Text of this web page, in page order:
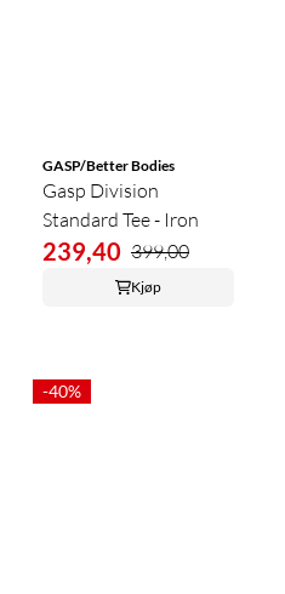
GASP/Better Bodies
Gasp Division
Standard Tee - Iron
239,40 399,00
Kjøp
-40%